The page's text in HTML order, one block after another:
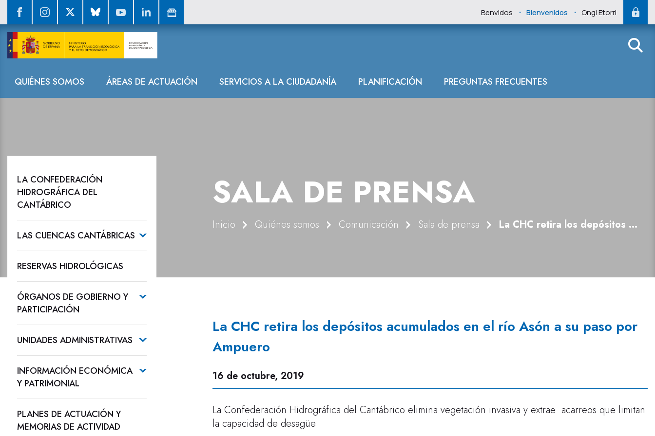
Benvidos . Bienvenidos . Ongi Etorri
Navegación
QUIÉNES SOMOS ÁREAS DE ACTUACIÓN SERVICIOS A LA CIUDADANÍA PLANIFICACIÓN PREGUNTAS FRECUENTES
La CHC retira los depósitos acumulados en
SALA DE PRENSA
Inicio Quiénes somos Comunicación Sala de prensa La CHC retira los depósitos acumulados en el río Asón a su paso por Ampuero
LA CONFEDERACIÓN
HIDROGRÁFICA DEL
CANTÁBRICO
LAS CUENCAS CANTÁBRICAS
RESERVAS HIDROLÓGICAS
ÓRGANOS DE GOBIERNO Y
PARTICIPACIÓN
UNIDADES ADMINISTRATIVAS
INFORMACIÓN ECONÓMICA
Y PATRIMONIAL
PLANES DE ACTUACIÓN Y
MEMORIAS DE ACTIVIDAD
La CHC retira los depósitos acumulados en el río Asón a su paso por
Ampuero
16 de octubre, 2019
La Confederación Hidrográfica del Cantábrico elimina vegetación invasiva y extrae acarreos que limitan
la capacidad de desagüe